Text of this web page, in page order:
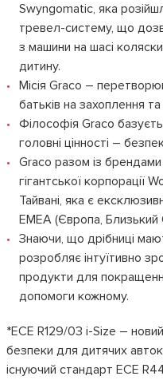
Swyngomatic, яка
тревел-систему, що
з машини на шасі
дитину.
Місія Graco –
батьків на захоплення
Філософія Graco
головні цінності –
Graco разом із
гігантської корпорації
Тайвані, яка є
EMEA (Європа,
Знаючи, що дрібниці
розробляє інтуїтивно
продукти для
допомоги кожному.
*ECE R129/03 i-Size –
безпеки для дитячих
існуючий стандарт ECE